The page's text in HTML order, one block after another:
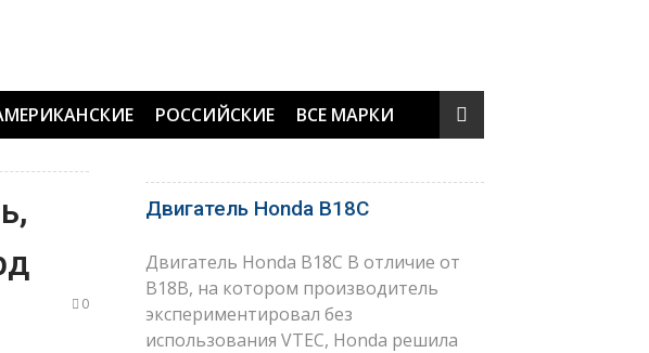
РОССИЙСКИЕ ВСЕ МАРКИ
0
Двигатель Honda B18C
Двигатель Honda B18C В отличие от
B18B, на котором производитель
экспериментировал без
использования VTEC, Honda решила